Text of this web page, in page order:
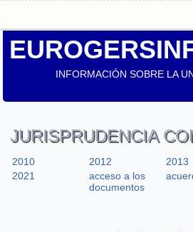
INFORMACIÓN SOBRE LA
JURISPRUDENCIA
2010 2012 2013
2021
acceso a los
documentos